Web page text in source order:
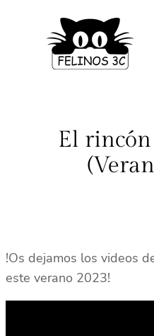
contenido
El rincón
!Os dejamos los videos
este verano 2023!